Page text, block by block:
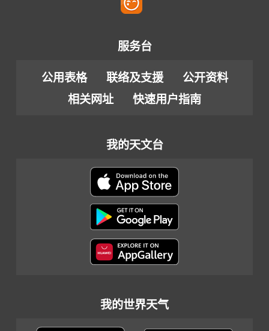
服务台
公用表格 联络及支援
公开资料
相关网址
快速用户指南
我的天文台
我的世界天气